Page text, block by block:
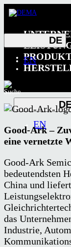
EN
DE
EN
Good-Ark –
eine vernetzte
Good-Ark
bedeutendsten
China und
das
Industrie,